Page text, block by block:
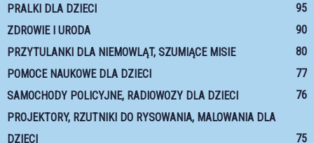
PRALKI DLA DZIECI
95
ZDROWIE I URODA
90
PRZYTULANKI DLA NIEMOWLĄT, SZUMIĄCE MISIE
80
POMOCE NAUKOWE DLA DZIECI
77
SAMOCHODY POLICYJNE, RADIOWOZY DLA DZIECI
76
PROJEKTORY, RZUTNIKI DO RYSOWANIA, MALOWANIA DLA
DZIECI
75